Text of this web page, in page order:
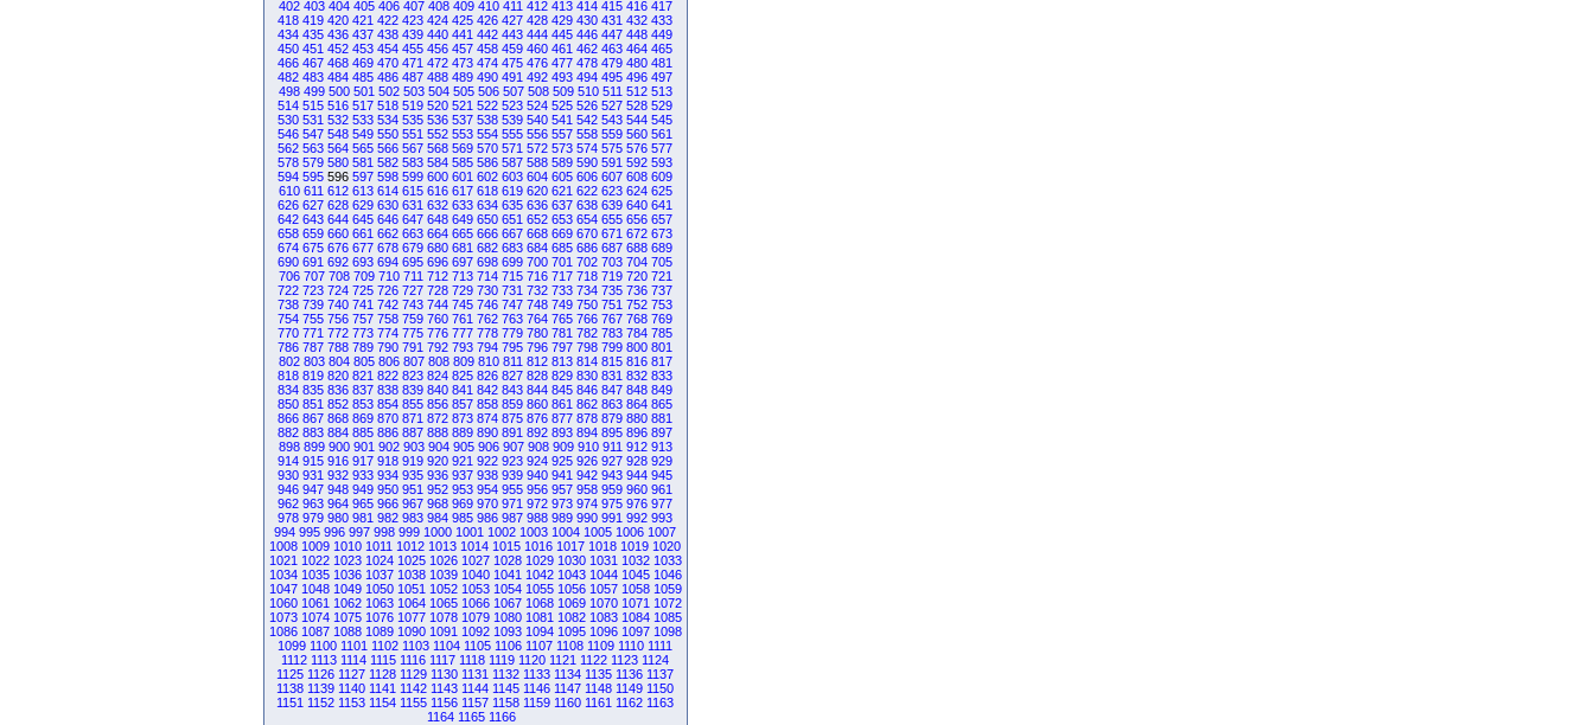
402 403 404 405 406 407 408 409 410 411 412 413 414 415 416 417
418 419 420 421 422 423 424 425 426 427 428 429 430 431 432 433
434 435 436 437 438 439 440 441 442 443 444 445 446 447 448 449
450 451 452 453 454 455 456 457 458 459 460 461 462 463 464 465
466 467 468 469 470 471 472 473 474 475 476 477 478 479 480 481
482 483 484 485 486 487 488 489 490 491 492 493 494 495 496 497
498 499 500 501 502 503 504 505 506 507 508 509 510 511 512 513
514 515 516 517 518 519 520 521 522 523 524 525 526 527 528 529
530 531 532 533 534 535 536 537 538 539 540 541 542 543 544 545
546 547 548 549 550 551 552 553 554 555 556 557 558 559 560 561
562 563 564 565 566 567 568 569 570 571 572 573 574 575 576 577
578 579 580 581 582 583 584 585 586 587 588 589 590 591 592 593
594 595 596 597 598 599 600 601 602 603 604 605 606 607 608 609
610 611 612 613 614 615 616 617 618 619 620 621 622 623 624 625
626 627 628 629 630 631 632 633 634 635 636 637 638 639 640 641
642 643 644 645 646 647 648 649 650 651 652 653 654 655 656 657
658 659 660 661 662 663 664 665 666 667 668 669 670 671 672 673
674 675 676 677 678 679 680 681 682 683 684 685 686 687 688 689
690 691 692 693 694 695 696 697 698 699 700 701 702 703 704 705
706 707 708 709 710 711 712 713 714 715 716 717 718 719 720 721
722 723 724 725 726 727 728 729 730 731 732 733 734 735 736 737
738 739 740 741 742 743 744 745 746 747 748 749 750 751 752 753
754 755 756 757 758 759 760 761 762 763 764 765 766 767 768 769
770 771 772 773 774 775 776 777 778 779 780 781 782 783 784 785
786 787 788 789 790 791 792 793 794 795 796 797 798 799 800 801
802 803 804 805 806 807 808 809 810 811 812 813 814 815 816 817
818 819 820 821 822 823 824 825 826 827 828 829 830 831 832 833
834 835 836 837 838 839 840 841 842 843 844 845 846 847 848 849
850 851 852 853 854 855 856 857 858 859 860 861 862 863 864 865
866 867 868 869 870 871 872 873 874 875 876 877 878 879 880 881
882 883 884 885 886 887 888 889 890 891 892 893 894 895 896 897
898 899 900 901 902 903 904 905 906 907 908 909 910 911 912 913
914 915 916 917 918 919 920 921 922 923 924 925 926 927 928 929
930 931 932 933 934 935 936 937 938 939 940 941 942 943 944 945
946 947 948 949 950 951 952 953 954 955 956 957 958 959 960 961
962 963 964 965 966 967 968 969 970 971 972 973 974 975 976 977
978 979 980 981 982 983 984 985 986 987 988 989 990 991 992 993
994 995 996 997 998 999 1000 1001 1002 1003 1004 1005 1006 1007
1008 1009 1010 1011 1012 1013 1014 1015 1016 1017 1018 1019 1020
1021 1022 1023 1024 1025 1026 1027 1028 1029 1030 1031 1032 1033
1034 1035 1036 1037 1038 1039 1040 1041 1042 1043 1044 1045 1046
1047 1048 1049 1050 1051 1052 1053 1054 1055 1056 1057 1058 1059
1060 1061 1062 1063 1064 1065 1066 1067 1068 1069 1070 1071 1072
1073 1074 1075 1076 1077 1078 1079 1080 1081 1082 1083 1084 1085
1086 1087 1088 1089 1090 1091 1092 1093 1094 1095 1096 1097 1098
1099 1100 1101 1102 1103 1104 1105 1106 1107 1108 1109 1110 1111
1112 1113 1114 1115 1116 1117 1118 1119 1120 1121 1122 1123 1124
1125 1126 1127 1128 1129 1130 1131 1132 1133 1134 1135 1136 1137
1138 1139 1140 1141 1142 1143 1144 1145 1146 1147 1148 1149 1150
1151 1152 1153 1154 1155 1156 1157 1158 1159 1160 1161 1162 1163
1164 1165 1166